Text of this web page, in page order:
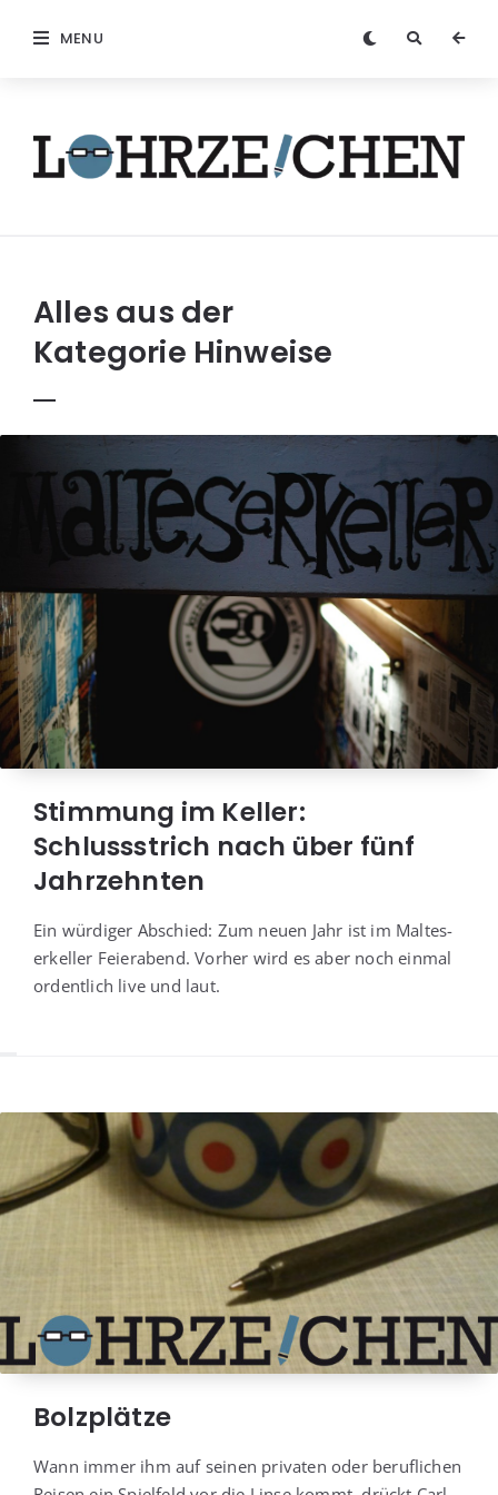
MENU
Alles aus der
Kategorie Hinweise
Stimmung im Keller:
Schlussstrich nach über fünf
Jahrzehnten
Ein wür­di­ger Abschied: Zum neu­en Jahr ist im Mal­te­s­
er­kel­ler Fei­er­abend. Vor­her wird es aber noch ein­mal
ordent­lich live und laut.
Bolzplätze
Wann immer ihm auf sei­nen pri­va­ten oder beruf­li­chen